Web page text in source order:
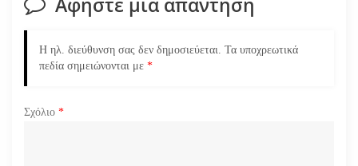
η
ρ
Αφήστε μια απάντηση
Η ηλ. διεύθυνση σας δεν δημοσιεύεται. Τα υποχρεωτικά
πεδία σημειώνονται με *
Σχόλιο *